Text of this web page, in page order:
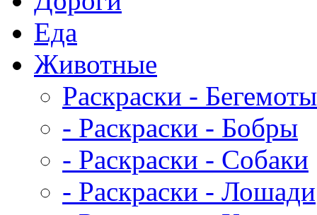
Еда
Животныe
Раскраски - Бегемоты
- Раскраски - Бобры
- Раскраски - Собаки
- Раскраски - Лошади